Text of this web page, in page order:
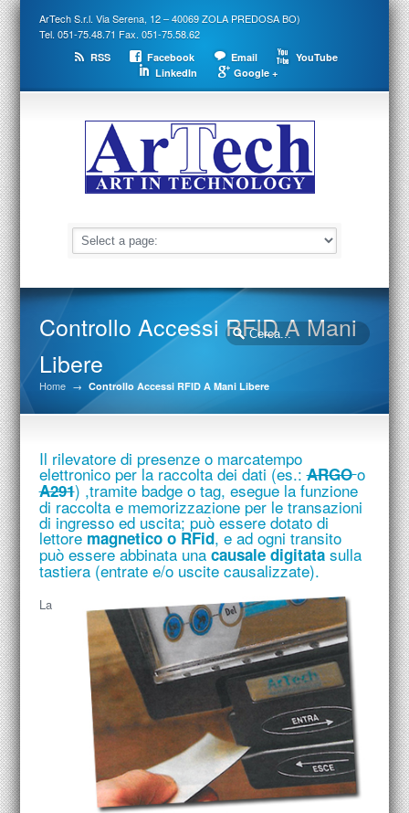
ArTech S.r.l. Via Serena, 12 – 40069 ZOLA PREDOSA BO)
Tel. 051-75.48.71 Fax. 051-75.58.62
RSS Facebook Email
YouTube
LinkedIn
Google +
Controllo Accessi RFID A Mani
Libere
Home → Controllo Accessi RFID A Mani Libere
Il rilevatore di presenze o marcatempo
elettronico per la raccolta dei dati (es.:ARGO o
A291) ,tramite badge o tag, esegue la funzione
di raccolta e memorizzazione per le transazioni
di ingresso ed uscita; può essere dotato di
lettore magnetico o RFid, e ad ogni transito
può essere abbinata una causale digitatasulla
tastiera (entrate e/o uscite causalizzate).
La